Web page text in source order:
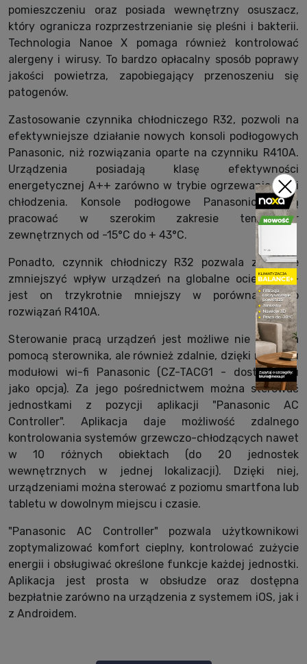
pomieszczeniu oraz posiada wewnętrzny osuszacz,
który ogranicza rozprzestrzenianie się pleśni i bakterii.
Technologia Nanoe X pomaga również kontrolować
alergeny i wirusy. To bardzo opłacalny sposób poprawy
jakości powietrza, zapobiegający przenoszeniu się
patogenów.
Zastosowanie czynnika chłodniczego R32, pozwoli na
efektywniejsze działanie nowych konsoli podłogowych
Panasonic, niż rozwiązania oparte na czynniku R410A.
Urządzenia posiadają klasę efektywności
energetycznej A++ zarówno w trybie ogrzewania, jak i
chłodzenia. Konsole podłogowe Panasonic mogą
pracować w szerokim zakresie temperatur
zewnętrznych od -15°C do + 43°C.
Ponadto, czynnik chłodniczy R32 pozwala znacznie
zmniejszyć wpływ urządzeń na globalne ocieplenie -
jest on trzykrotnie mniejszy w porównaniu do
rozwiązań R410A.
Sterowanie pracą urządzeń jest możliwe nie tylko za
pomocą sterownika, ale również zdalnie, dzięki nowemu
modułowi wi-fi Panasonic (CZ-TACG1 - dostępnemu
jako opcja). Za jego pośrednictwem można sterować
jednostkami z pozycji aplikacji "Panasonic AC
Controller". Aplikacja daje możliwość zdalnego
kontrolowania systemów grzewczo-chłodzących nawet
w 10 różnych obiektach (do 20 jednostek
wewnętrznych w jednej lokalizacji). Dzięki niej,
urządzeniami można sterować z poziomu smartfona lub
tabletu w dowolnym miejscu i czasie.
"Panasonic AC Controller" pozwala użytkownikowi
zoptymalizować komfort cieplny, kontrolować zużycie
energii i obsługiwać określone funkcje każdej jednostki.
Aplikacja jest prosta w obsłudze oraz dostępna
bezpłatnie zarówno na urządzenia z systemem iOS, jak i
z Androidem.